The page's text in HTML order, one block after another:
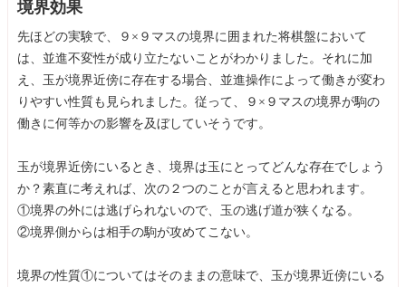
境界効果
先ほどの実験で、９×９マスの境界に囲まれた将棋盤において
は、並進不変性が成り立たないことがわかりました。それに加
え、玉が境界近傍に存在する場合、並進操作によって働きが変わ
りやすい性質も見られました。従って、９×９マスの境界が駒の
働きに何等かの影響を及ぼしていそうです。
玉が境界近傍にいるとき、境界は玉にとってどんな存在でしょう
か？素直に考えれば、次の２つのことが言えると思われます。
①境界の外には逃げられないので、玉の逃げ道が狭くなる。
②境界側からは相手の駒が攻めてこない。
境界の性質①についてはそのままの意味で、玉が境界近傍にいる